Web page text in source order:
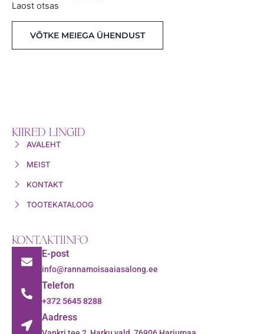
Laost otsas
VÕTKE MEIEGA ÜHENDUST
KIIRED LINGID
AVALEHT
MEIST
KONTAKT
TOOTEKATALOOG
KONTAKTIINFO
E-post
info@rannamoisaaiasalong.ee
Telefon
+372 5645 8288
Aadress